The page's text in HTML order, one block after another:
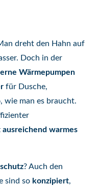
dreht den Hahn auf
Doch in der
Wärmepumpen
für Dusche,
wie man es braucht.
warmes
? Auch den
sind so konzipiert,